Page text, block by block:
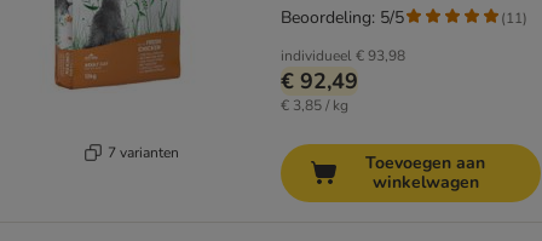
7 varianten
individueel€ 93,98
€ 92,49
€ 3,85 / kg
Beoordeling: 5/5 (11)
Toevoegen aan
winkelwagen